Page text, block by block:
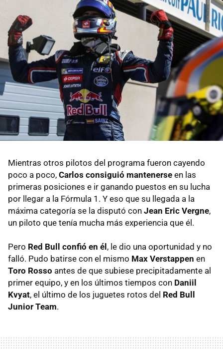
Mientras otros pilotos del programa fueron cayendo
poco a poco, Carlos consiguió mantenerse en las
primeras posiciones e ir ganando puestos en su lucha
por llegar a la Fórmula 1. Y eso que su llegada a la
máxima categoría se la disputó con Jean Eric Vergne,
un piloto que tenía mucha más experiencia que él.
Pero Red Bull confió en él, le dio una oportunidad y no
falló. Pudo batirse con el mismo Max Verstappen en
Toro Rosso antes de que subiese precipitadamente al
primer equipo, y en los últimos tiempos con Daniil
Kvyat, el último de los juguetes rotos del Red Bull
Junior Team.